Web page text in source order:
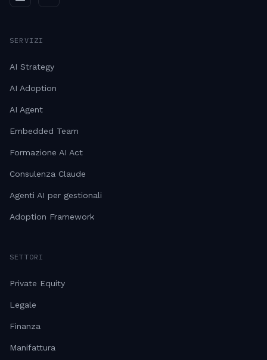
SERVIZI
AI Strategy
AI Adoption
AI Agent
Embedded Team
Formazione AI Act
Consulenza Claude
Agenti AI per gestionali
Adoption Framework
SETTORI
Private Equity
Legale
Finanza
Manifattura